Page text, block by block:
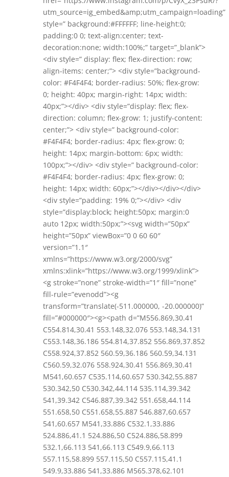
utm_source=ig_embed&amp;utm_campaign=loading”
style=” background:#FFFFFF; line-height:0;
padding:0 0; text-align:center; text-
decoration:none; width:100%;” target=”_blank”>
<div style=” display: flex; flex-direction: row;
align-items: center;”> <div style=”background-
color: #F4F4F4; border-radius: 50%; flex-grow:
0; height: 40px; margin-right: 14px; width:
40px;”></div> <div style=”display: flex; flex-
direction: column; flex-grow: 1; justify-content:
center;”> <div style=” background-color:
#F4F4F4; border-radius: 4px; flex-grow: 0;
height: 14px; margin-bottom: 6px; width:
100px;”></div> <div style=” background-color:
#F4F4F4; border-radius: 4px; flex-grow: 0;
height: 14px; width: 60px;”></div></div></div>
<div style=”padding: 19% 0;”></div> <div
style=”display:block; height:50px; margin:0
auto 12px; width:50px;”><svg width=”50px”
height=”50px” viewBox=”0 0 60 60″
version=”1.1″
xmlns=”https://www.w3.org/2000/svg”
xmlns:xlink=”https://www.w3.org/1999/xlink”>
<g stroke=”none” stroke-width=”1″ fill=”none”
fill-rule=”evenodd”><g
transform=”translate(-511.000000, -20.000000)”
fill=”#000000″><g><path d=”M556.869,30.41
C554.814,30.41 553.148,32.076 553.148,34.131
C553.148,36.186 554.814,37.852 556.869,37.852
C558.924,37.852 560.59,36.186 560.59,34.131
C560.59,32.076 558.924,30.41 556.869,30.41
M541,60.657 C535.114,60.657 530.342,55.887
530.342,50 C530.342,44.114 535.114,39.342
541,39.342 C546.887,39.342 551.658,44.114
551.658,50 C551.658,55.887 546.887,60.657
541,60.657 M541,33.886 C532.1,33.886
524.886,41.1 524.886,50 C524.886,58.899
532.1,66.113 541,66.113 C549.9,66.113
557.115,58.899 557.115,50 C557.115,41.1
549.9,33.886 541,33.886 M565.378,62.101